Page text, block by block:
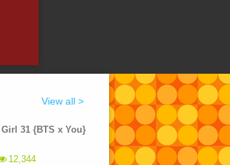
View all >
31 {BTS x You}
12,344